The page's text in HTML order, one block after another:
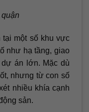
tại một số khu vực
như hạ tầng, giao
án lớn. Mặc dù
nhưng từ con số
nhiều khía cạnh
sản.